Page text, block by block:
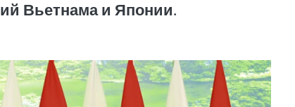
Вьетнама и Японии.